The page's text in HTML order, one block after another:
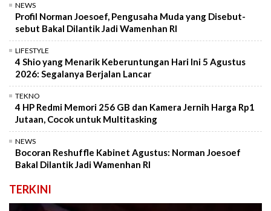
NEWS
Profil Norman Joesoef, Pengusaha Muda yang Disebut-
sebut Bakal Dilantik Jadi Wamenhan RI
LIFESTYLE
4 Shio yang Menarik Keberuntungan Hari Ini 5 Agustus
2026: Segalanya Berjalan Lancar
TEKNO
4 HP Redmi Memori 256 GB dan Kamera Jernih Harga Rp1
Jutaan, Cocok untuk Multitasking
NEWS
Bocoran Reshuffle Kabinet Agustus: Norman Joesoef
Bakal Dilantik Jadi Wamenhan RI
TERKINI